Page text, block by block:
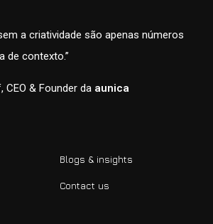
a criatividade são apenas números
de contexto.”
CEO & Founder da aunica
Blogs & insights
Contact us